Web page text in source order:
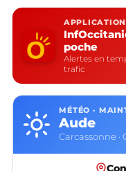
poche
Alertes en
trafic
MÉTÉO ·
Aude
Carcassonne ·